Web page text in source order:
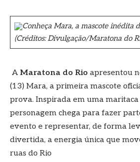
Conheça Mara, a mascote inédita
(Créditos: Divulgação/Maratona do
A Maratona do Rio apresentou
(13) Mara, a primeira mascote
prova. Inspirada em uma maritaca
personagem chega para fazer
evento e representar, de forma
divertida, a energia única que
ruas do Rio